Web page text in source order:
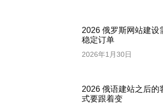
2026 俄罗斯网站建设
稳定订单
2026年1月30日
2026 俄语建站之后的
式要跟着变